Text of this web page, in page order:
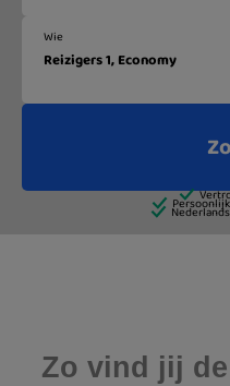
Zo vind jij